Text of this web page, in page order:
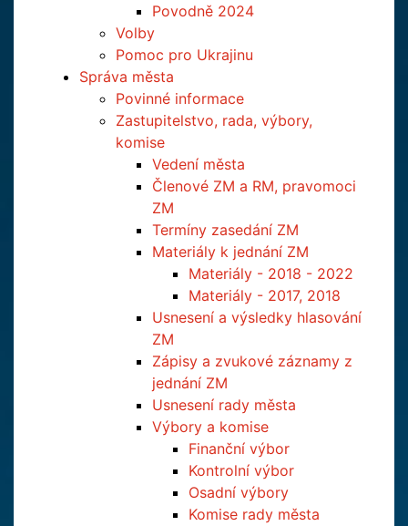
Povodně 2024
Volby
Pomoc pro Ukrajinu
Správa města
Povinné informace
Zastupitelstvo, rada, výbory,
komise
Vedení města
Členové ZM a RM, pravomoci
ZM
Termíny zasedání ZM
Materiály k jednání ZM
Materiály - 2018 - 2022
Materiály - 2017, 2018
Usnesení a výsledky hlasování
ZM
Zápisy a zvukové záznamy z
jednání ZM
Usnesení rady města
Výbory a komise
Finanční výbor
Kontrolní výbor
Osadní výbory
Komise rady města